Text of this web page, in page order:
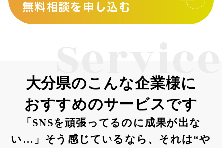
無料相談を申し込む
Service
大分県のこんな企業様に
おすすめのサービスです
「SNSを頑張ってるのに成果が出な
い…」そう感じているなら、それは“や